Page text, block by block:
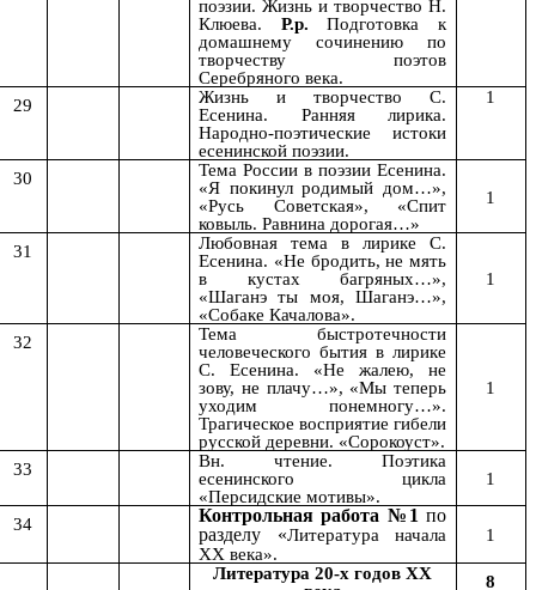
поэзии. Жизнь и творчество Н.
Клюева. Р.р. Подготовка к
домашнему сочинению по
творчеству поэтов
Серебряного века.
29
Жизнь и творчество С.
Есенина. Ранняя лирика.
Народно-поэтические истоки
есенинской поэзии.
1
30
Тема России в поэзии Есенина.
«Я покинул родимый дом…»,
«Русь Советская», «Спит
ковыль. Равнина дорогая…»
1
31
Любовная тема в лирике С.
Есенина. «Не бродить, не мять
в кустах багряных…»,
«Шаганэ ты моя, Шаганэ…»,
«Собаке Качалова».
1
32
Тема быстротечности
человеческого бытия в лирике
С. Есенина. «Не жалею, не
зову, не плачу…», «Мы теперь
уходим понемногу…».
Трагическое восприятие гибели
русской деревни. «Сорокоуст».
1
33
Вн. чтение. Поэтика
есенинского цикла
«Персидские мотивы».
1
34 Контрольная работа №1по
разделу «Литература начала
XX века».
1
Литература 20-х годов XX
8